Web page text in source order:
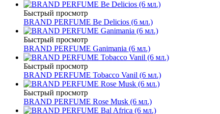
Быстрый просмотр
BRAND PERFUME Be Delicios (6 мл.)
Быстрый просмотр
BRAND PERFUME Ganimania (6 мл.)
Быстрый просмотр
BRAND PERFUME Tobacco Vanil (6 мл.)
Быстрый просмотр
BRAND PERFUME Rose Musk (6 мл.)